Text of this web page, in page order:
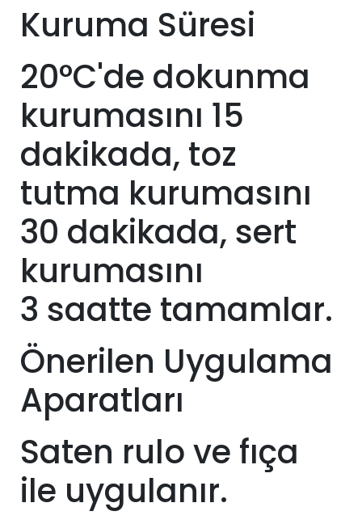
Kuruma Süresi
20°C'de dokunma
kurumasını 15
dakikada, toz
tutma kurumasını
30 dakikada, sert
kurumasını
3 saatte tamamlar.
Önerilen Uygulama
Aparatları
Saten rulo ve fıça
ile uygulanır.